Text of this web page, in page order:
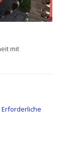
mit
Erforderliche